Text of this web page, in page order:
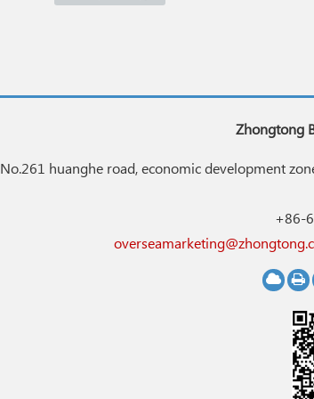
Zhongtong
No.261 huanghe road, economic development
+86-